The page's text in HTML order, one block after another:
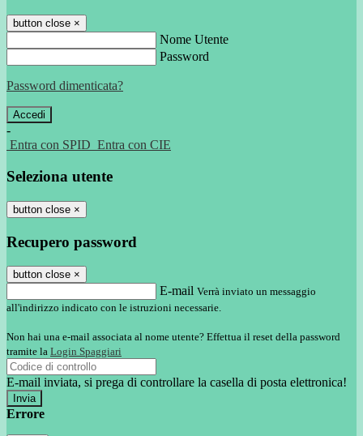
button close ×
Nome Utente
Password
Password dimenticata?
-
Entra con SPID Entra con CIE
Seleziona utente
button close ×
Recupero password
button close ×
E-mail Verrà inviato un messaggio
all'indirizzo indicato con le istruzioni necessarie.
Non hai una e-mail associata al nome utente? Effettua il reset della password
tramite la Login Spaggiari
E-mail inviata, si prega di controllare la casella di posta elettronica!
Errore